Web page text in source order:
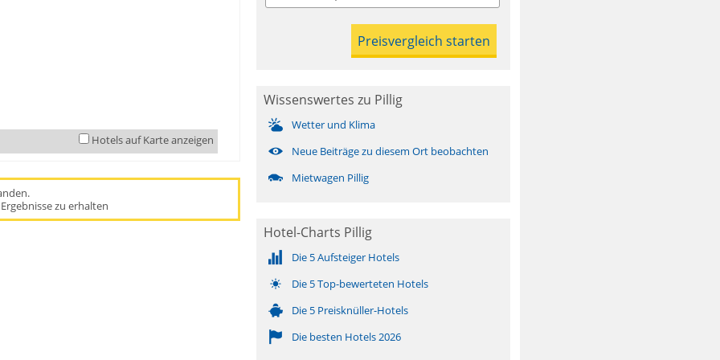
Hotels auf Karte anzeigen
zu erhalten
Wissenswertes zu Pillig
Wetter und Klima
Neue Beiträge zu diesem Ort beobachten
Mietwagen Pillig
Hotel-Charts Pillig
Die 5 Aufsteiger Hotels
Die 5 Top-bewerteten Hotels
Die 5 Preisknüller-Hotels
Die besten Hotels 2026